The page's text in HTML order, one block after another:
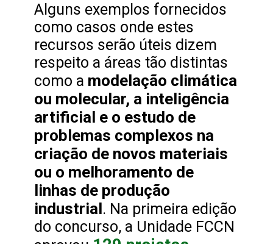
Alguns exemplos fornecidos
como casos onde estes
recursos serão úteis dizem
respeito a áreas tão distintas
como a modelação climática
ou molecular, a inteligência
artificial e o estudo de
problemas complexos na
criação de novos materiais
ou o melhoramento de
linhas de produção
industrial. Na primeira edição
do concurso, a Unidade FCCN